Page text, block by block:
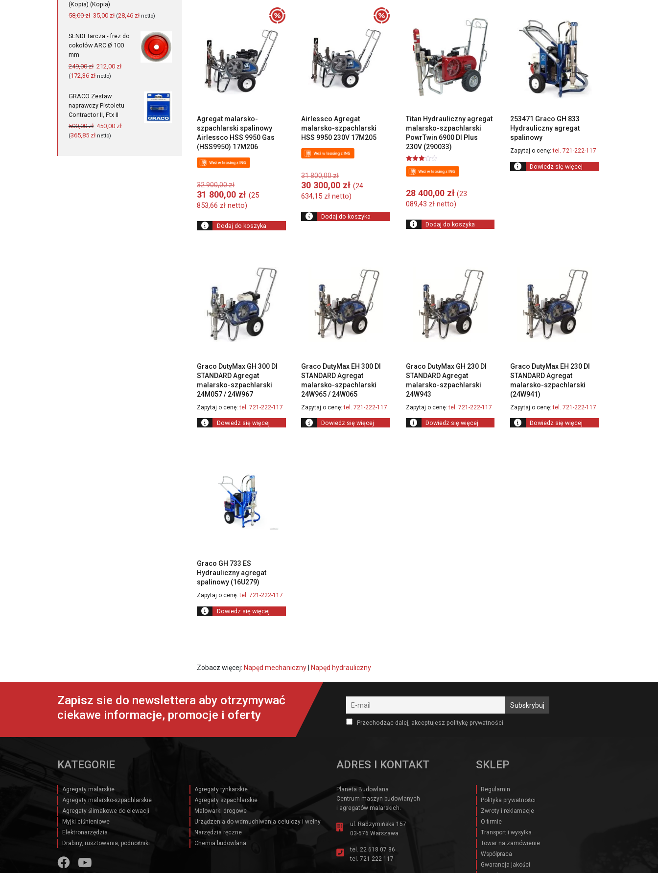
do
niskiej
Agregat malarsko-
szpachlarski spalinowy
Airlessco HSS 9950 Gas
(HSS9950) 17M206
32 900,00złPierwotna
cena
wynosiła:
900,00 zł.
31 800,00 złAktualna
cena
31
800,00 zł.
(25
853,66 zł netto)
Dodaj do koszyka
Airlessco Agregat
malarsko-szpachlarski
HSS 9950 230V 17M205
31 800,00złPierwotna
cena
wynosiła:
800,00 zł.
30 300,00 złAktualna
cena
30
300,00 zł.
(24
634,15 zł netto)
Dodaj do koszyka
Titan Hydrauliczny agregat
malarsko-szpachlarski
PowrTwin 6900 DI Plus
230V (290033)
Oceniono
3.00
na 5
28 400,00 zł (23
089,43 złnetto)
Dodaj do koszyka
253471 Graco GH 833
Hydrauliczny agregat
spalinowy
Zapytaj o cenę: tel. 721-222-117
Dowiedz się więcej
Graco DutyMax GH 300 DI
STANDARD Agregat
malarsko-szpachlarski
24M057 / 24W967
Zapytaj o cenę: tel. 721-222-117
Dowiedz się więcej
Graco DutyMax EH 300 DI
STANDARD Agregat
malarsko-szpachlarski
24W965 / 24W065
Zapytaj o cenę: tel. 721-222-117
Dowiedz się więcej
Graco DutyMax GH 230 DI
STANDARD Agregat
malarsko-szpachlarski
24W943
Zapytaj o cenę: tel. 721-222-117
Dowiedz się więcej
Graco DutyMax EH 230 DI
STANDARD Agregat
malarsko-szpachlarski
(24W941)
Zapytaj o cenę: tel. 721-222-117
Dowiedz się więcej
Graco GH 733 ES
Hydrauliczny agregat
spalinowy (16U279)
Zapytaj o cenę: tel. 721-222-117
Dowiedz się więcej
Zobacz więcej: Napęd mechaniczny Napęd hydrauliczny
(Kopia) (Kopia)
58,00zł Pierwotna
wynosiła:
58,00 zł.
35,00 złAktualna
wynosi:
35,00 zł.
(28,46 złnetto)
SENDI Tarcza - frez do
cokołów ARC Ø 100
mm
249,00zł Pierwotna
cena
249,00 zł.
212,00 złAktualna
212,00 zł.
(172,36 złnetto)
GRACO Zestaw
naprawczy Pistoletu
Contractor II, Ftx II
500,00zł Pierwotna
cena
450,00 złAktualna
(365,85 złnetto)
Zapisz sie do newslettera aby otrzymywać
ciekawe informacje, promocje i oferty
Przechodząc dalej, akceptujesz politykę prywatności
KATEGORIE
Agregaty malarskie
Agregaty tynkarskie
Agregaty malarsko-szpachlarskie
Agregaty szpachlarskie
Agregaty ślimakowe do elewacji
Malowarki drogowe
Myjki ciśnieniowe
Urządzenia do wdmuchiwania celulozy i wełny
Elektronarzędzia
Narzędzia ręczne
Drabiny, rusztowania, podnośniki
Chemia budowlana
ADRES I KONTAKT
Planeta Budowlana
Centrum maszyn budowlanych
i agregatów malarskich.
ul. Radzymińska 157
03-576 Warszawa
tel. 22 618 07 86
tel. 721 222 117
SKLEP
Regulamin
Polityka prywatności
Zwroty i reklamacje
O firmie
Transport i wysyłka
Towar na zamówienie
Wspólpraca
Gwarancja jakości